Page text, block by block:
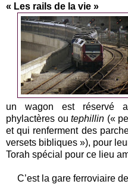
« Les rails de la vie »
un wagon est réservé
phylactères outephillin («
et qui renferment des
versets bibliques »), pour
Torah spécial pour ce lieu
C’est la gare ferroviaire